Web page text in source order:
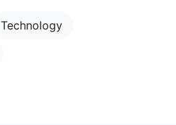
Technology